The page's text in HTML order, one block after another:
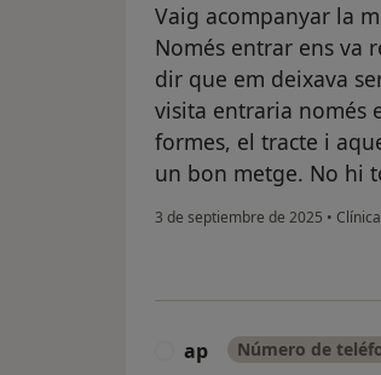
Vaig acompanyar la
Només entrar ens va
dir que em deixava
visita entraria només
formes, el tracte i
un bon metge. No hi
3 de septiembre de 2025 •
ap Número de